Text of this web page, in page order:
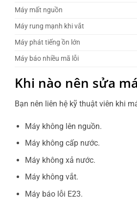
Máy mất nguồn
Máy rung mạnh khi vắt
Máy phát tiếng ồn lớn
Máy báo nhiều mã lỗi
Khi nào nên sửa
Bạn nên liên hệ kỹ thuật viên khi
Máy không lên nguồn.
Máy không cấp nước.
Máy không xả nước.
Máy không vắt.
Máy báo lỗi E23.